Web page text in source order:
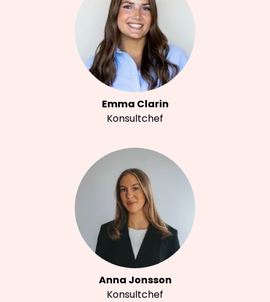
Emma Clarin
Konsultchef
Anna Jonsson
Konsultchef